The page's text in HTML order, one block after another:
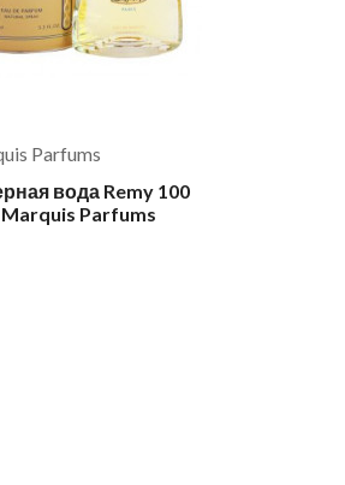
Parfums
вода Remy 100
Parfums